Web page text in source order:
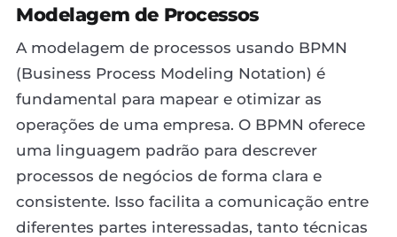
Modelagem de Processos
A modelagem de processos usando BPMN
(Business Process Modeling Notation) é
fundamental para mapear e otimizar as
operações de uma empresa. O BPMN oferece
uma linguagem padrão para descrever
processos de negócios de forma clara e
consistente. Isso facilita a comunicação entre
diferentes partes interessadas, tanto técnicas